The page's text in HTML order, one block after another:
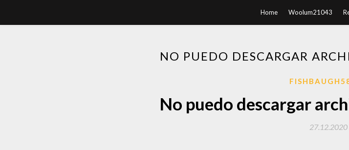
Home Woolum21043
NO PUEDO DESCARGAR
No puedo descargar
27.12.2020